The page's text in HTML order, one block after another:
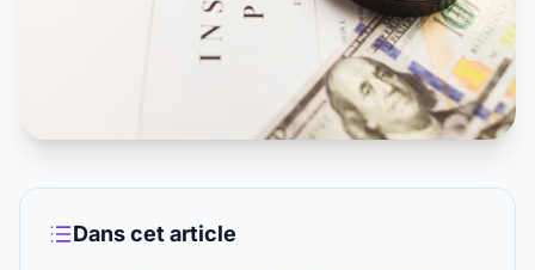
Dans cet article